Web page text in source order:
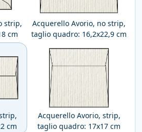
strip,
cm
Acquerello Avorio, no strip,
taglio quadro: 16,2x22,9 cm
cm
Acquerello Avorio, strip,
taglio quadro: 17x17 cm